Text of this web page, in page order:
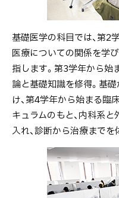
診
断
と
治
療
の
リ
基礎医学の科目では、第2
医療についての関係を学
指します。第3学年から始
論と基礎知識を修得。基
け、第4学年から始まる臨
キュラムのもと、内科系
入れ、診断から治療までを